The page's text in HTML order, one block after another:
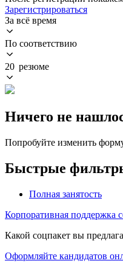
Зарегистрироваться
За всё время
По соответствию
20 резюме
Ничего не
Попробуйте изменить
Быстрые
Полная занятость
Корпоративная поддержка
Какой соцпакет вы
Оформляйте кандидатов